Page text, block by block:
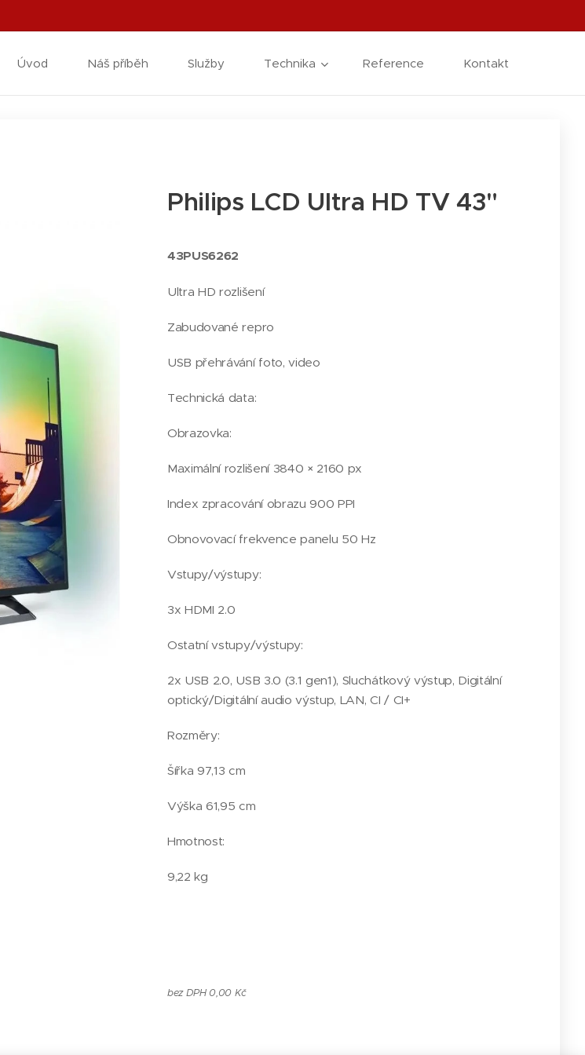
Úvod Náš příběh Služby Technika Reference Kontakt
Philips LCD Ultra HD TV 43"
43PUS6262
Ultra HD rozlišení
Zabudované repro
USB přehrávání foto, video
Technická data:
Obrazovka:
Maximální rozlišení 3840 × 2160 px
Index zpracování obrazu 900 PPI
Obnovovací frekvence panelu 50 Hz
Vstupy/výstupy:
3x HDMI 2.0
Ostatní vstupy/výstupy:
2x USB 2.0, USB 3.0 (3.1 gen1), Sluchátkový výstup, Digitální
optický/Digitální audio výstup, LAN, CI / CI+
Rozměry:
Šířka 97,13 cm
Výška 61,95 cm
Hmotnost:
9,22 kg
bez DPH 0,00 Kč